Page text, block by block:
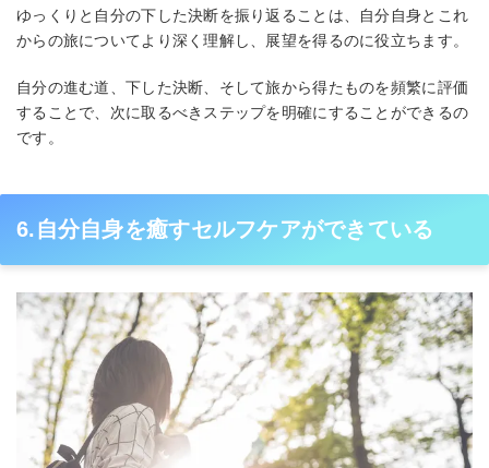
ゆっくりと自分の下した決断を振り返ることは、自分自身とこれ
からの旅についてより深く理解し、展望を得るのに役立ちます。
自分の進む道、下した決断、そして旅から得たものを頻繁に評価
することで、次に取るべきステップを明確にすることができるの
です。
6.自分自身を癒すセルフケアができている